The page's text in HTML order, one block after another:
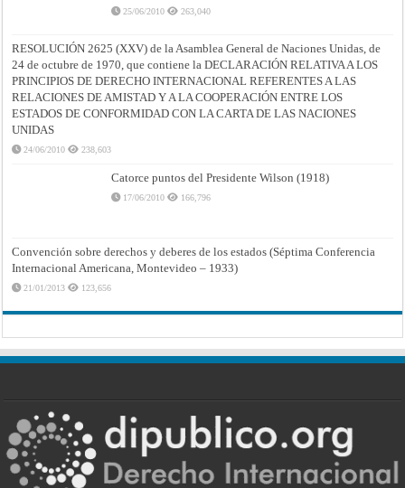
25/06/2010 263,040
RESOLUCIÓN 2625 (XXV) de la Asamblea General de Naciones Unidas, de
24 de octubre de 1970, que contiene la DECLARACIÓN RELATIVA A LOS
PRINCIPIOS DE DERECHO INTERNACIONAL REFERENTES A LAS
RELACIONES DE AMISTAD Y A LA COOPERACIÓN ENTRE LOS
ESTADOS DE CONFORMIDAD CON LA CARTA DE LAS NACIONES
UNIDAS
24/06/2010 238,603
Catorce puntos del Presidente Wilson (1918)
17/06/2010 166,796
Convención sobre derechos y deberes de los estados (Séptima Conferencia
Internacional Americana, Montevideo – 1933)
21/01/2013 123,656